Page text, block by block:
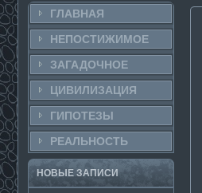
ГЛАВНАЯ
НЕПОСТИ­ЖИМОЕ
ЗАГАДОЧНΟЕ
ЦИВИЛИЗАЦИЯ
ГИПОТЕЗЫ
РЕАЛЬНΟСТЬ
НОВЫЕ ЗАПИСИ